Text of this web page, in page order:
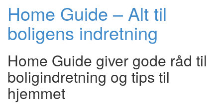
Home Guide – Alt til
boligens indretning
Home Guide giver gode råd til
boligindretning og tips til
hjemmet